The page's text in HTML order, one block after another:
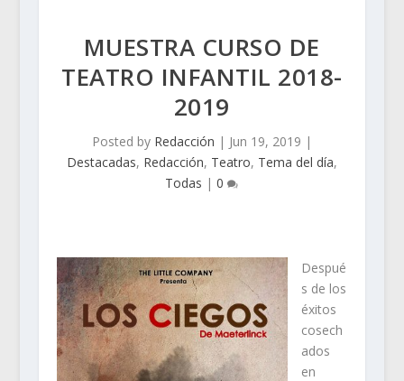
MUESTRA CURSO DE
TEATRO INFANTIL 2018-
2019
Posted by Redacción | Jun 19, 2019 |
Destacadas, Redacción, Teatro, Tema del día,
Todas |0
Despué
s de los
éxitos
cosech
ados
en